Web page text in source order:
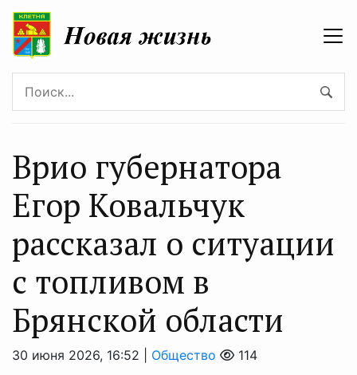
Врио губернатора
Егор Ковальчук
рассказал о ситуации
с топливом в
Брянской области
30 июня 2026, 16:52 | Общество 114